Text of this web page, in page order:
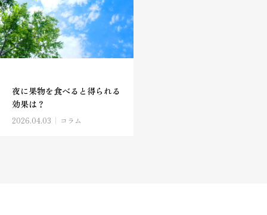
夜に果物を食べると得られる
効果は？
2026.04.03 コラム